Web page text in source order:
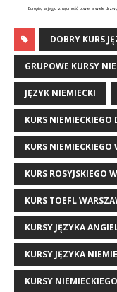
Europie, a jego znajomość otwiera wiele
DOBRY KURS
GRUPOWE KURSY
JĘZYK NIEMIECKI
KURS NIEMIECKIEGO
KURS NIEMIECKIEGO
KURS ROSYJSKIEGO
KURS TOEFL
KURSY JĘZYKA
KURSY JĘZYKA
KURSY